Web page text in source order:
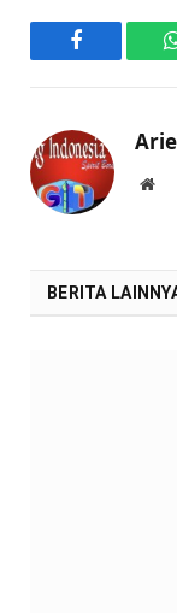
Facebook
BERITA